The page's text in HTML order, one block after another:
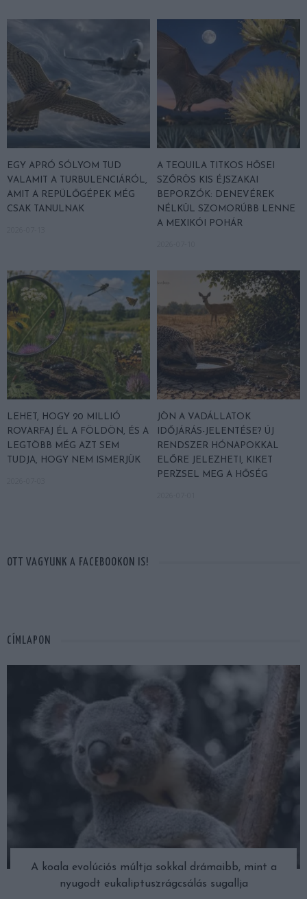
EGY APRÓ SÓLYOM TUD
VALAMIT A TURBULENCIÁRÓL,
AMIT A REPÜLŐGÉPEK MÉG
CSAK TANULNAK
A TEQUILA TITKOS HŐSEI
SZŐRÖS KIS ÉJSZAKAI
BEPORZÓK: DENEVÉREK
NÉLKÜL SZOMORÚBB LENNE
A MEXIKÓI POHÁR
LEHET, HOGY 20 MILLIÓ
ROVARFAJ ÉL A FÖLDÖN, ÉS A
LEGTÖBB MÉG AZT SEM
TUDJA, HOGY NEM ISMERJÜK
JÖN A VADÁLLATOK
IDŐJÁRÁS-JELENTÉSE? ÚJ
RENDSZER HÓNAPOKKAL
ELŐRE JELEZHETI, KIKET
PERZSEL MEG A HŐSÉG
OTT VAGYUNK A FACEBOOKON IS!
CÍMLAPON
A koala evolúciós múltja sokkal drámaibb, mint a
nyugodt eukaliptuszrágcsálás sugallja